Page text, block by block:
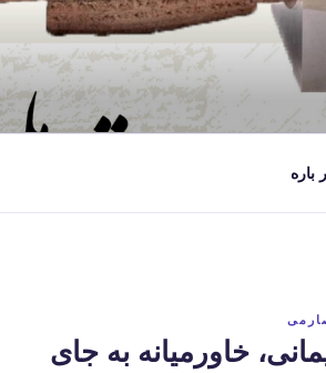
باره
خاورمیانه به جای